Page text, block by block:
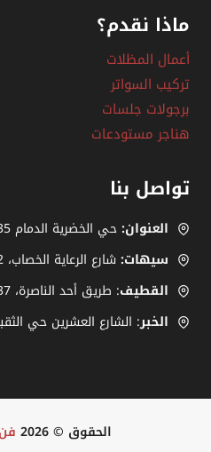
ماذا نقدم؟
أعمال المظلات
تركيب السواتر
برجولات جلسات
هناجر مستودعات
تواصل بنا
العنوان:حي الخضرية الدمام 32435.
سيهات: شارع الرعاية الخصاب، ‎.32452
القطيف: طريق أحد الناصرة، ‎32637.
الخبر: الشارع العشرين حي الثقبة،
الحقوق © 2026